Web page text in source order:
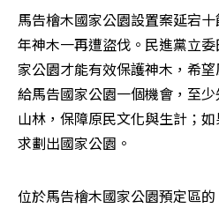
馬告檜木國家公園設置案延宕
年神木一再遭盜伐。民進黨立
家公園才能有效保護神木，希
給馬告國家公園一個機會，至
山林，保障原民文化與生計；
求劃出國家公園。
位於馬告檜木國家公園預定區